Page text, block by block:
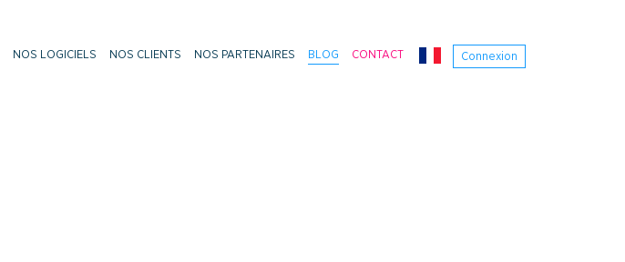
NOS LOGICIELS NOS CLIENTS NOS PARTENAIRES BLOG CONTACT Connexion